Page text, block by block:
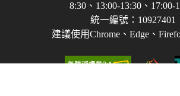
8:30、13:00-13:30、17:00-
統一編號：10927401
建議使用Chrome、Edge、